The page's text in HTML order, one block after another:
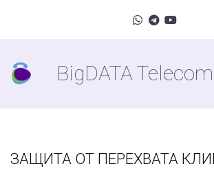
BigDATA Telecom
ЗАЩИТА ОТ ПЕРЕХВАТА